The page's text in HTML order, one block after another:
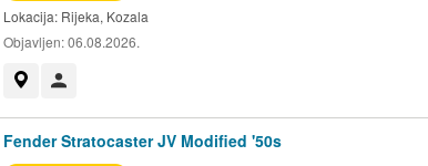
Lokacija: Rijeka, Kozala
Objavljen:06.08.2026.
Fender Stratocaster JV Modified '50s